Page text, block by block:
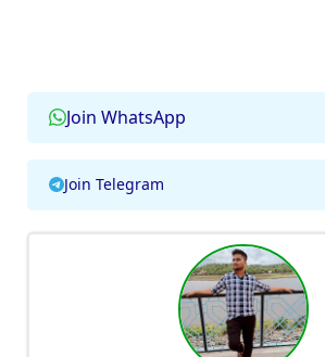
Join WhatsApp
Join Telegram